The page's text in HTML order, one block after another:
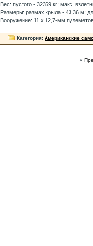
Вес: пустого - 32369 кг; макс.
Размеры: размах крыла - 43,36 м;
Вооружение: 11 х 12,7-мм
Категория: Американские
«